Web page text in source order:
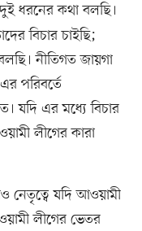
ধরনের কথা বলছি।
বিচার চাইছি;
নীতিগত জায়গা
পরিবর্তে
যদি এর মধ্যে বিচার
লীগের কারা
নেতৃত্বে যদি আওয়ামী
লীগের ভেতর